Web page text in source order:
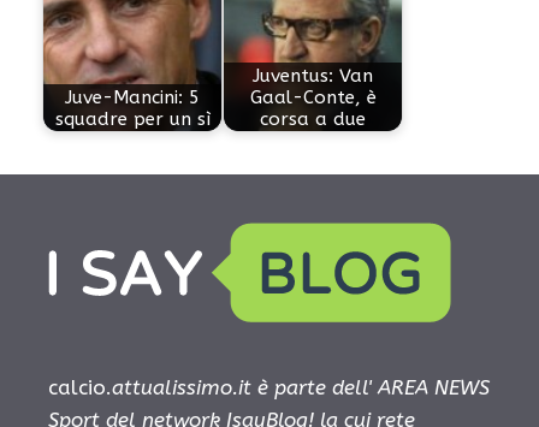
Juve-Mancini: 5
squadre per un sì
Juventus: Van
Gaal-Conte, è
corsa a due
calcio.attualissimo.it è parte dell' AREA NEWS
Sport del network IsayBlog! la cui rete